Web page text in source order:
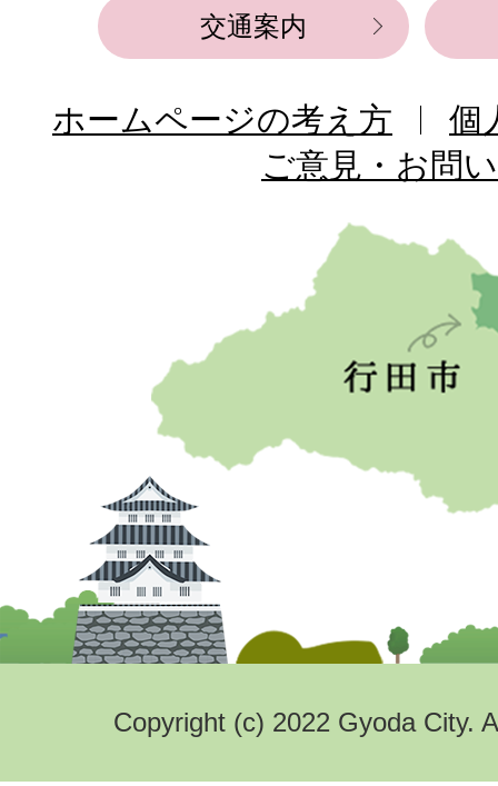
交通案内
ホームページの考え方
個
ご意見・お問
Copyright (c) 2022 Gyoda City.